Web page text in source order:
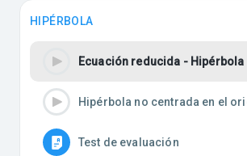
HIPÉRBOLA
Ecuación reducida - Hipérbola
Hipérbola no centrada en el
Test de evaluación